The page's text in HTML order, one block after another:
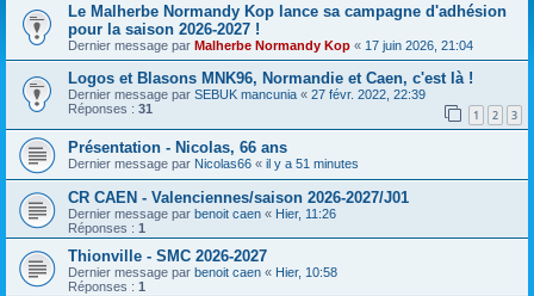
Le Malherbe Normandy Kop lance sa campagne d'adhésion
pour la saison 2026-2027 !
Dernier message par Malherbe Normandy Kop « 17 juin 2026, 21:04
Logos et Blasons MNK96, Normandie et Caen, c'est là !
Dernier message par SEBUK mancunia « 27 févr. 2022, 22:39
Réponses : 31 1 2 3
Présentation - Nicolas, 66 ans
Dernier message par Nicolas66 « il y a 51 minutes
CR CAEN - Valenciennes/saison 2026-2027/J01
Dernier message par benoit caen « Hier, 11:26
Réponses : 1
Thionville - SMC 2026-2027
Dernier message par benoit caen « Hier, 10:58
Réponses : 1